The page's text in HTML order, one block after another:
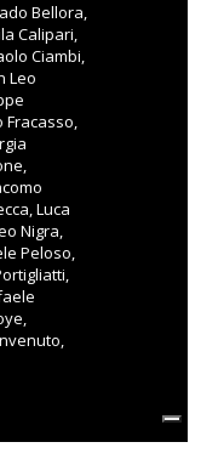
Bellora,
Calipari,
Ciambi,
Leo
Fracasso,
Luca
Nigra,
Peloso,